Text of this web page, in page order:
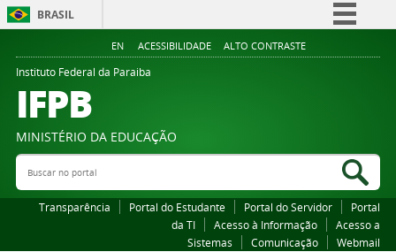
BRASIL
Simplifique!
Legislação
EN ACESSIBILIDADE ALTO CONTRASTE
Instituto Federal da Paraiba
IFPB
MINISTÉRIO DA EDUCAÇÃO
Buscar no portal
Transparência Portal do Estudante Portal do Servidor
Portal
da TI
Acesso à Informação
Acesso a
Sistemas
Comunicação Webmail